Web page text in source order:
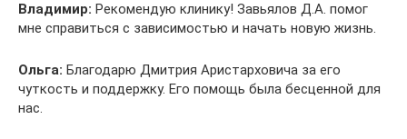
Владимир: Рекомендую клинику! Завьялов Д.А. помог
мне справиться с зависимостью и начать новую жизнь.
Ольга: Благодарю Дмитрия Аристарховича за его
чуткость и поддержку. Его помощь была бесценной для
нас.